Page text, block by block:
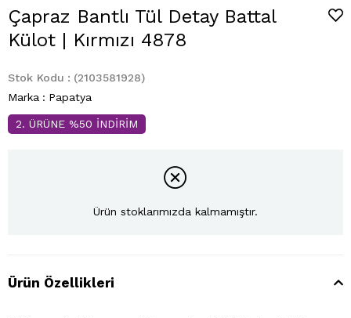
Çapraz Bantlı Tül Detay Battal
Külot | Kırmızı 4878
Stok Kodu
(2103581928)
Marka : Papatya
2. ÜRÜNE %50 İNDİRİM
Ürün stoklarımızda kalmamıştır.
Ürün Özellikleri